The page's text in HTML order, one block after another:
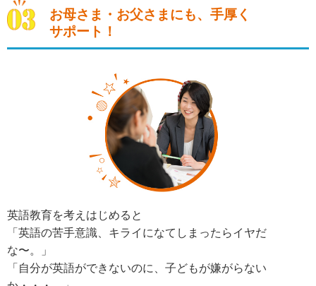
お母さま・お父さまにも、手厚く
サポート！
英語教育を考えはじめると
「英語の苦手意識、キライになてしまったらイヤだ
な〜。」
「自分が英語ができないのに、子どもが嫌がらない